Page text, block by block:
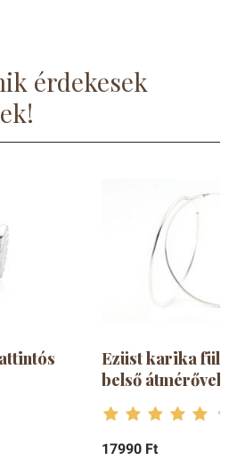
érdekesek
Ezüst karika
belső átmérővel
17990 Ft